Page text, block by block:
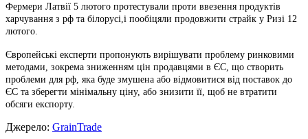
Фермери Латвії 5 лютого протестували проти ввезення продуктів
харчування з рф та білорусі,і пообіцяли продовжити страйк у Ризі 12
лютого.
Європейські експерти пропонують вирішувати проблему ринковими
методами, зокрема зниженням цін продавцями в ЄС, що створить
проблеми для рф, яка буде змушена або відмовитися від поставок до
ЄС та зберегти мінімальну ціну, або знизити її, щоб не втратити
обсяги експорту.
Джерело: GrainTrade